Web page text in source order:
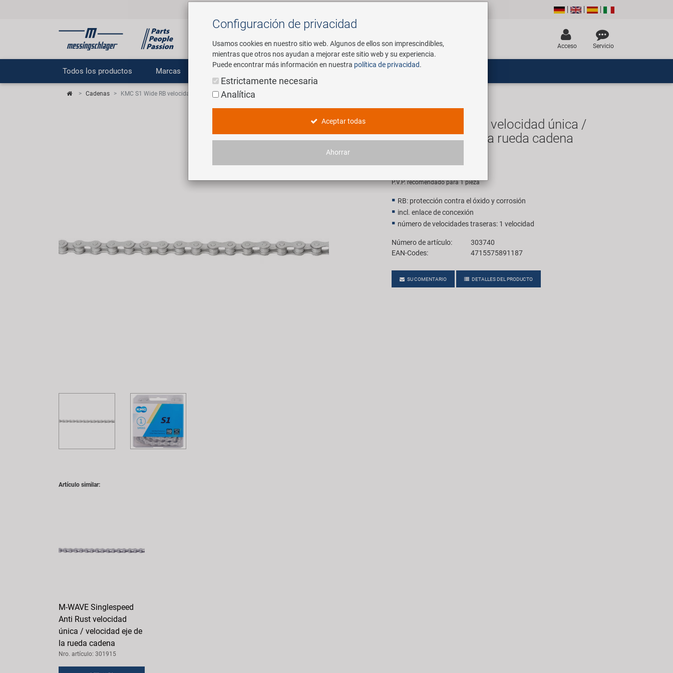
Buscar
Acceso Servicio
Todos los productos Marcas Servicio
Cadenas KMC S1 Wide RB velocidad única / velocidad eje de la rueda cadena
KMC S1 Wide RB velocidad única /
velocidad eje de la rueda cadena
13,90 EUR
P.V.P. recomendado para 1 pieza
RB: protección contra el óxido y corrosión
incl. enlace de concexión
número de velocidades traseras: 1 velocidad
Número de artículo:
303740
EAN-Codes:
4715575891187
SU COMENTARIO DETALLES DEL PRODUCTO
Artículo similar:
M-WAVE Singlespeed
Anti Rust velocidad
única / velocidad eje de
la rueda cadena
Nro. artículo: 301915
Configuración de privacidad
Usamos cookies en nuestro sitio web. Algunos de ellos son imprescindibles,
mientras que otros nos ayudan a mejorar este sitio web y su experiencia.
Puede encontrar más información en nuestra política de privacidad.
Estrictamente necesaria
Analítica
Aceptar todas
Ahorrar